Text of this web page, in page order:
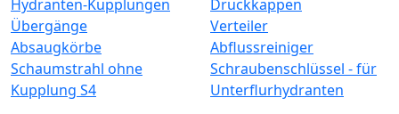
Hydranten-Kupplungen
Druckkappen
Übergänge
Verteiler
Absaugkörbe
Abflussreiniger
Schaumstrahl ohne
Kupplung S4
Schraubenschlüssel - für
Unterflurhydranten